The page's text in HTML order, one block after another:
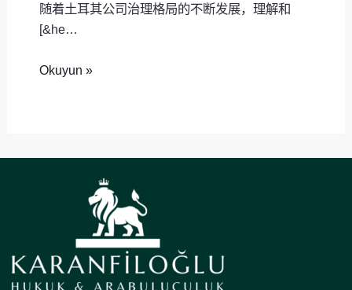
随着土耳其公司治理格局的不断发展，理解和
[&he…
Okuyun »